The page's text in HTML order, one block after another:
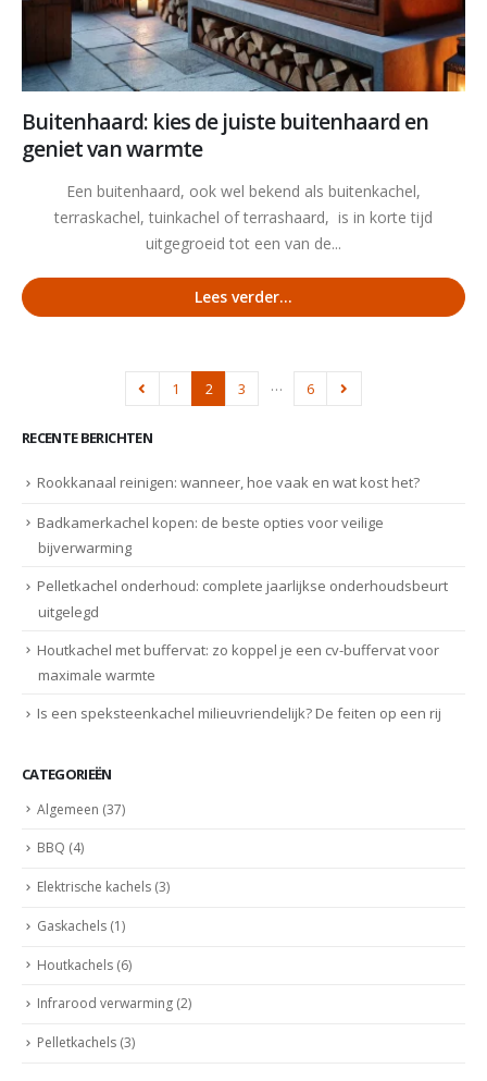
Buitenhaard: kies de juiste buitenhaard en
geniet van warmte
Een buitenhaard, ook wel bekend als buitenkachel,
terraskachel, tuinkachel of terrashaard, is in korte tijd
uitgegroeid tot een van de...
Lees verder...
1 2 3 … 6
RECENTE BERICHTEN
Rookkanaal reinigen: wanneer, hoe vaak en wat kost het?
Badkamerkachel kopen: de beste opties voor veilige
bijverwarming
Pelletkachel onderhoud: complete jaarlijkse onderhoudsbeurt
uitgelegd
Houtkachel met buffervat: zo koppel je een cv-buffervat voor
maximale warmte
Is een speksteenkachel milieuvriendelijk? De feiten op een rij
CATEGORIEËN
Algemeen (37)
BBQ (4)
Elektrische kachels (3)
Gaskachels (1)
Houtkachels (6)
Infrarood verwarming (2)
Pelletkachels (3)